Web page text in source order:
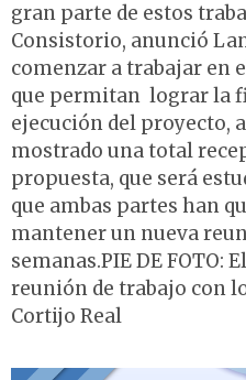
gran parte de estos
Consistorio, anunció
comenzar a trabajar en
que permitan lograr la
ejecución del proyecto,
mostrado una total
propuesta, que será
que ambas partes han
mantener un nueva
semanas.PIE DE FOTO:
reunión de trabajo con
Cortijo Real